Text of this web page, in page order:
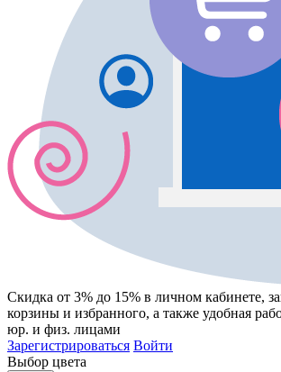
Скидка от 3% до 15% в личном кабинете,
корзины и избранного, а также удобная
юр. и физ. лицами
Зарегистрироваться Войти
Выбор цвета